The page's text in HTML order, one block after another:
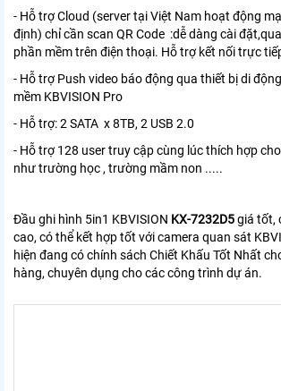
- Hỗ trợ Cloud (server tại Việt Nam hoạt động
định) chỉ cần scan QR Code :dễ dàng cài
phần mềm trên điện thoại. Hỗ trợ kết nối trực
- Hỗ trợ Push video báo động qua thiết bị di
mềm KBVISION Pro
- Hỗ trợ: 2 SATA x 8TB, 2 USB 2.0
- Hỗ trợ 128 user truy cập cùng lúc thích hợp
như trường học , trường mầm non .....
Đầu ghi hình 5in1 KBVISION KX-7232D5giá tốt,
cao, có thể kết hợp tốt với camera quan sát
hiện đang có chính sách Chiết Khấu Tốt Nhất
hàng, chuyên dụng cho các công trình dự án.